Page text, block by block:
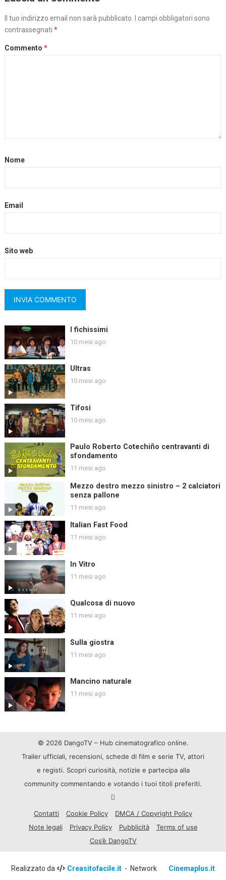
Il tuo indirizzo email non sarà pubblicato.
I campi obbligatori sono
contrassegnati *
Commento *
Nome
Email
Sito web
I fichissimi
10 mesi ago
Ultras
10 mesi ago
Tifosi
10 mesi ago
Paulo Roberto Cotechiño centravanti di
sfondamento
11 mesi ago
Mezzo destro mezzo sinistro – 2 calciatori
senza pallone
11 mesi ago
Italian Fast Food
11 mesi ago
In Vitro
11 mesi ago
Qualcosa di nuovo
11 mesi ago
Sulla giostra
11 mesi ago
Mancino naturale
11 mesi ago
© 2026 DangoTV – Hub cinematografico online.
Trailer ufficiali, recensioni, schede di film e serie TV, attori
e registi. Scopri curiosità, notizie e partecipa alla
community commentando e votando i tuoi titoli preferiti.
Contatti Cookie Policy
DMCA / Copyright Policy
Note legali
Privacy Policy Pubblicità
Terms of use
Cos’è DangoTV
Realizzato da Creasitofacile.it - Network Cinemaplus.it